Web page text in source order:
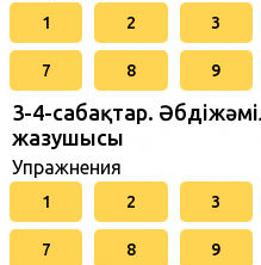
1 2 3
7 8 9
3-4-сабақтар.
жазушысы
Упражнения
1 2 3
7 8 9